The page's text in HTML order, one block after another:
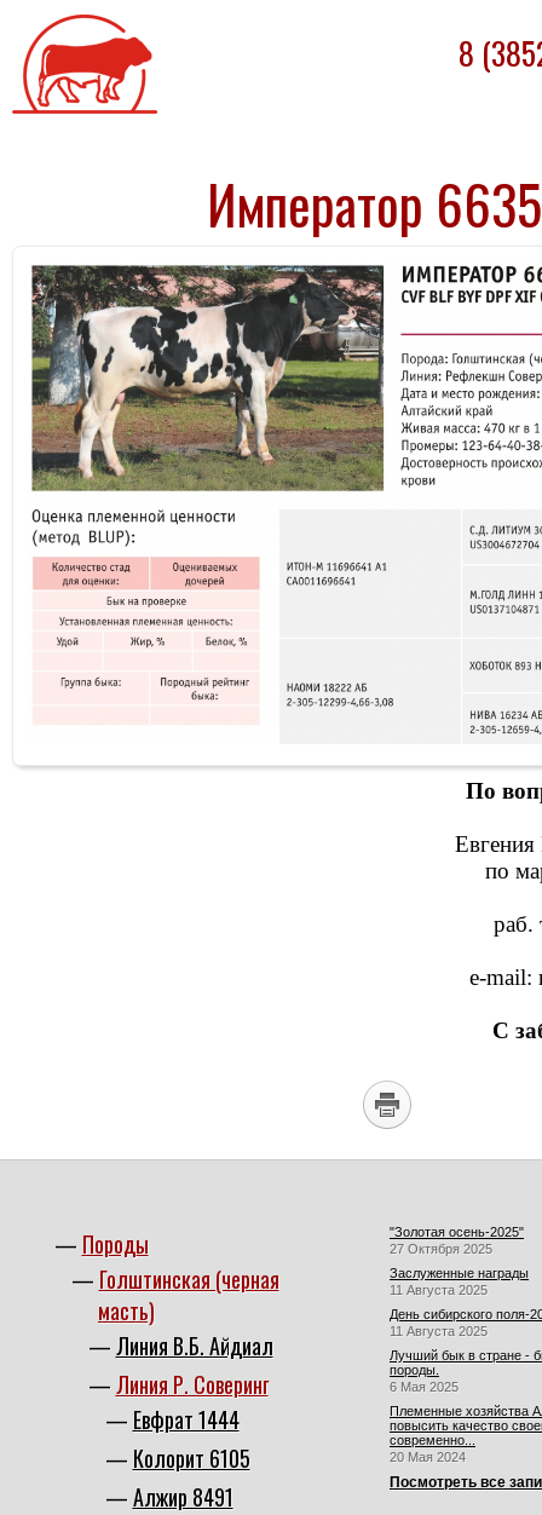
8
Император
По
Евгения
по
раб.
e-mail:
С
Породы
Голштинская (черная
масть)
Линия В.Б. Айдиал
Линия Р. Соверинг
Евфрат 1444
Колорит 6105
Алжир 8491
"Золотая осень-2025"
27 Октября 2025
Заслуженные награды
11 Августа 2025
День сибирского поля-
11 Августа 2025
Лучший бык в стране -
породы.
6 Мая 2025
Племенные хозяйства
повысить качество
современно...
20 Мая 2024
Посмотреть все